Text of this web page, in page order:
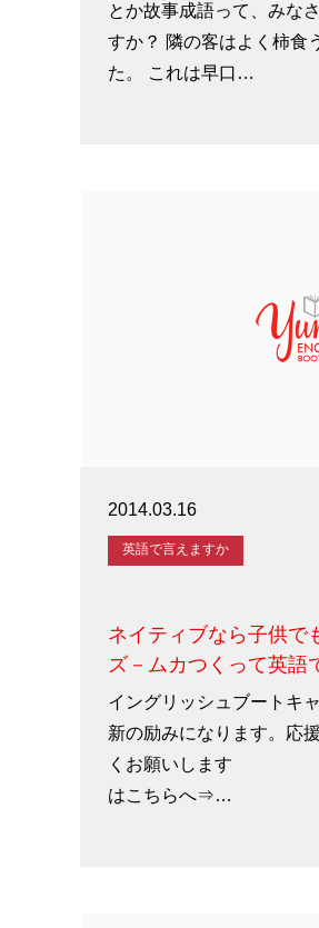
とか故事成語って、みな
すか？ 隣の客はよく柿食
た。 これは早口…
2014.03.16
英語で言えますか
ネイティブなら子供で
ズ－ムカつくって英語
イングリッシュブートキ
新の励みになります。応
くお願いしま
はこちらへ⇒…